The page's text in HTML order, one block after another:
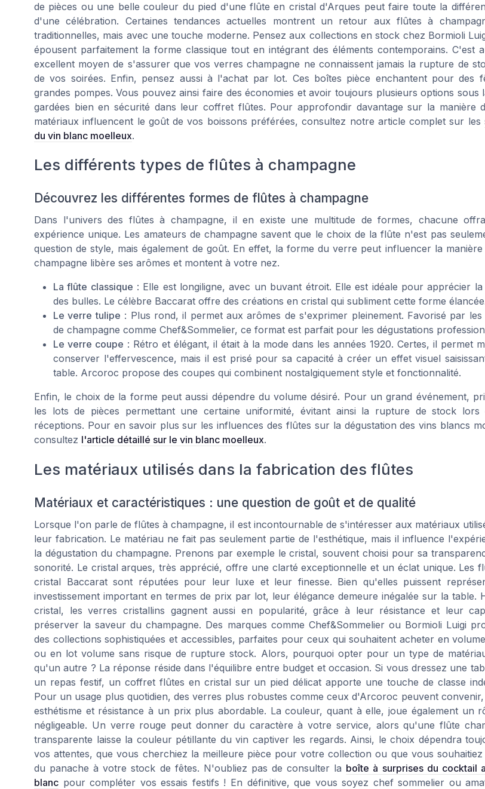
de pièces ou une belle couleur du pied d'une flûte en cristal d'Arques peut faire toute la
d'une célébration. Certaines tendances actuelles montrent un retour aux flûtes à
traditionnelles, mais avec une touche moderne. Pensez aux collections en stock chez Bormioli
épousent parfaitement la forme classique tout en intégrant des éléments contemporains. C'est
excellent moyen de s'assurer que vos verres champagne ne connaissent jamais la rupture de
de vos soirées. Enfin, pensez aussi à l'achat par lot. Ces boîtes pièce enchantent pour des
grandes pompes. Vous pouvez ainsi faire des économies et avoir toujours plusieurs options sous
gardées bien en sécurité dans leur coffret flûtes. Pour approfondir davantage sur la manière
matériaux influencent le goût de vos boissons préférées, consultez notre article complet sur les
du vin blanc moelleux.
Les différents types de flûtes à champagne
Découvrez les différentes formes de flûtes à champagne
Dans l'univers des flûtes à champagne, il en existe une multitude de formes, chacune
expérience unique. Les amateurs de champagne savent que le choix de la flûte n'est pas
question de style, mais également de goût. En effet, la forme du verre peut influencer la
champagne libère ses arômes et montent à votre nez.
La flûte classique : Elle est longiligne, avec un buvant étroit. Elle est idéale pour apprécier la
des bulles. Le célèbre Baccarat offre des créations en cristal qui subliment cette forme
Le verre tulipe : Plus rond, il permet aux arômes de s'exprimer pleinement. Favorisé par les
de champagne comme Chef&Sommelier, ce format est parfait pour les dégustations
Le verre coupe : Rétro et élégant, il était à la mode dans les années 1920. Certes, il permet
conserver l'effervescence, mais il est prisé pour sa capacité à créer un effet visuel
table. Arcoroc propose des coupes qui combinent nostalgiquement style et fonctionnalité.
Enfin, le choix de la forme peut aussi dépendre du volume désiré. Pour un grand événement,
les lots de pièces permettant une certaine uniformité, évitant ainsi la rupture de stock lors
réceptions. Pour en savoir plus sur les influences des flûtes sur la dégustation des vins blancs
consultez l'article détaillé sur le vin blanc moelleux.
Les matériaux utilisés dans la fabrication des flûtes
Matériaux et caractéristiques : une question de goût et de qualité
Lorsque l'on parle de flûtes à champagne, il est incontournable de s'intéresser aux matériaux
leur fabrication. Le matériau ne fait pas seulement partie de l'esthétique, mais il influence
la dégustation du champagne. Prenons par exemple le cristal, souvent choisi pour sa
sonorité. Le cristal arques, très apprécié, offre une clarté exceptionnelle et un éclat unique. Les
cristal Baccarat sont réputées pour leur luxe et leur finesse. Bien qu'elles puissent
investissement important en termes de prix par lot, leur élégance demeure inégalée sur la table.
cristal, les verres cristallins gagnent aussi en popularité, grâce à leur résistance et leur
préserver la saveur du champagne. Des marques comme Chef&Sommelier ou Bormioli Luigi
des collections sophistiquées et accessibles, parfaites pour ceux qui souhaitent acheter en
ou en lot volume sans risque de rupture stock. Alors, pourquoi opter pour un type de
qu'un autre ? La réponse réside dans l'équilibre entre budget et occasion. Si vous dressez une
un repas festif, un coffret flûtes en cristal sur un pied délicat apporte une touche de classe
Pour un usage plus quotidien, des verres plus robustes comme ceux d'Arcoroc peuvent
esthétisme et résistance à un prix plus abordable. La couleur, quant à elle, joue également un
négligeable. Un verre rouge peut donner du caractère à votre service, alors qu'une flûte
transparente laisse la couleur pétillante du vin captiver les regards. Ainsi, le choix dépendra
vos attentes, que vous cherchiez la meilleure pièce pour votre collection ou que vous
du panache à votre stock de fêtes. N'oubliez pas de consulter la boîte à surprises du cocktail
blanc pour compléter vos essais festifs ! En définitive, que vous soyez chef sommelier ou